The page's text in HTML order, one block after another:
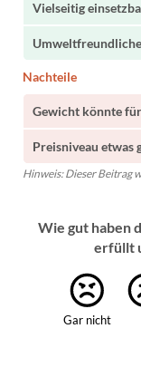
Vielseitig
Nachteile
Gewicht könnte
Preisniveau etwas
Hinweis: Dieser Beitrag
Wie gut haben
erfüllt
Gar nicht